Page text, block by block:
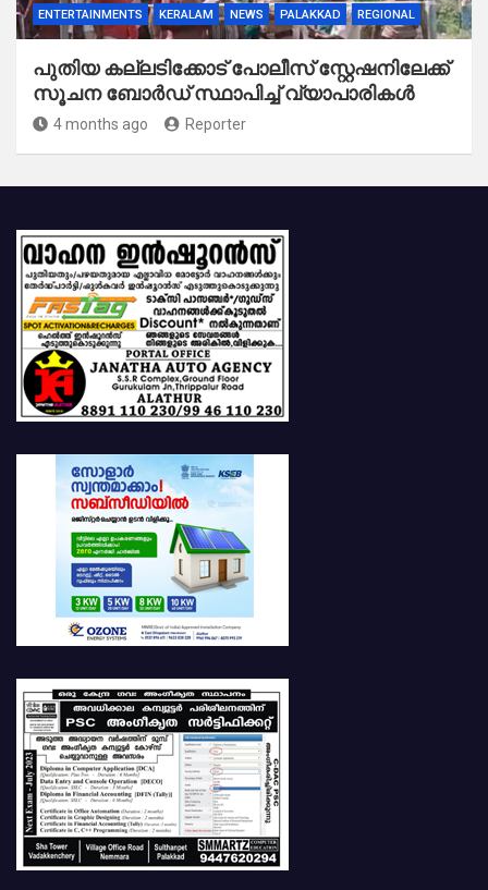
ENTERTAINMENTS KERALAM NEWS PALAKKAD REGIONAL
പുതിയ കല്ലടിക്കോട് പോലീസ് സ്റ്റേഷനിലേക്ക്
സൂചന ബോർഡ് സ്ഥാപിച്ച് വ്യാപാരികൾ
4 months ago Reporter